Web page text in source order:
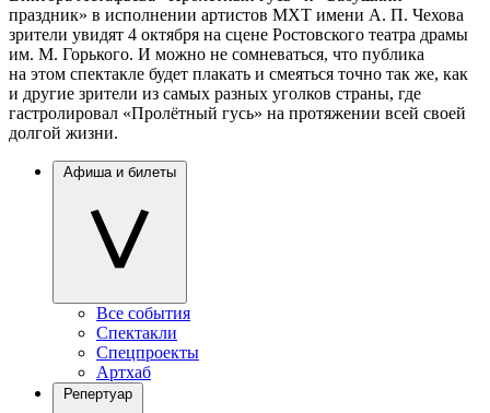
праздник» в исполнении артистов МХТ имени А. П. Чехова
зрители увидят 4 октября на сцене Ростовского театра драмы
им. М. Горького. И можно не сомневаться, что публика
на этом спектакле будет плакать и смеяться точно так же, как
и другие зрители из самых разных уголков страны, где
гастролировал «Пролётный гусь» на протяжении всей своей
долгой жизни.
Афиша и билеты
Все события
Спектакли
Спецпроекты
Артхаб
Репертуар